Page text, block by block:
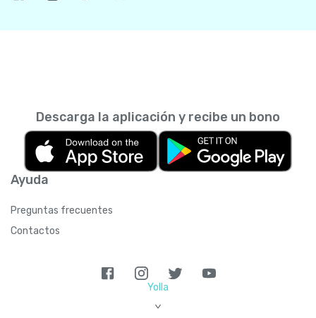
Ayuda
Preguntas frecuentes
Contactos
Descarga la aplicación y recibe un bono
Yolla
>